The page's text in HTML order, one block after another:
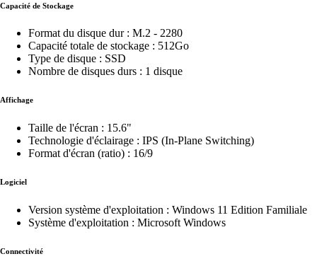
Capacité de Stockage
Format du disque dur : M.2 - 2280
Capacité totale de stockage : 512Go
Type de disque : SSD
Nombre de disques durs : 1 disque
Affichage
Taille de l'écran : 15.6"
Technologie d'éclairage : IPS (In-Plane Switching)
Format d'écran (ratio) : 16/9
Logiciel
Version système d'exploitation : Windows 11 Edition Familiale
Système d'exploitation : Microsoft Windows
Connectivité